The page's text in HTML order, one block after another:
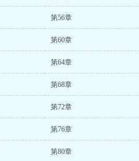
第56章
第60章
第64章
第68章
第72章
第76章
第80章